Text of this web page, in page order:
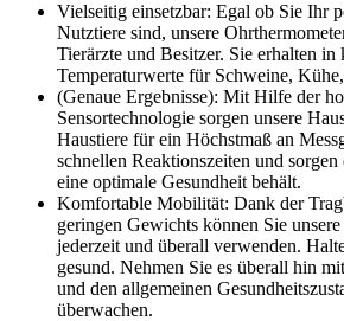
Vielseitig einsetzbar: Egal ob Sie Ihr
Nutztiere sind, unsere
Tierärzte und Besitzer. Sie erhalten in
Temperaturwerte für Schweine,
(Genaue Ergebnisse): Mit Hilfe der
Sensortechnologie sorgen unsere
Haustiere für ein Höchstmaß an
schnellen Reaktionszeiten und
eine optimale Gesundheit behält.
Komfortable Mobilität: Dank der
geringen Gewichts können Sie
jederzeit und überall verwenden.
gesund. Nehmen Sie es überall hin
und den allgemeinen
überwachen.